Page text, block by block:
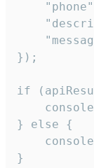
});
if
} else {
}